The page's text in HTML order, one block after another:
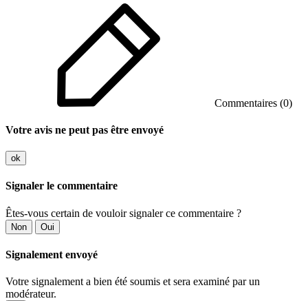
Commentaires (0)
Votre avis ne peut pas être envoyé
ok
Signaler le commentaire
Êtes-vous certain de vouloir signaler ce commentaire ?
Non Oui
Signalement envoyé
Votre signalement a bien été soumis et sera examiné par un
modérateur.